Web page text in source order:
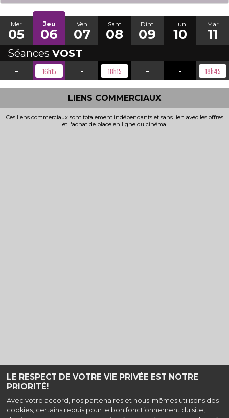
LE RESPECT DE VOTRE VIE PRIVÉE EST NOTRE
PRIORITÉ!
Avec votre accord, nos partenaires et nous-mêmes utilisons des
cookies, certains requis pour le bon fonctionnement du site,
Mer
05
Jeu
06
Ven
07
Sam
08
Dim
09
Lun
10
Mar
11
Séances VOST
-
16h15 - 18h15 - - 18h45
LIENS COMMERCIAUX
Ces liens commerciaux sont totalement indépendants et sans lien avec les offres
et l'achat de place en ligne du cinéma.
Haut de page
Cinéma La Turbine, Place Chorus, 74960 Cran-Gevrier | Mentions